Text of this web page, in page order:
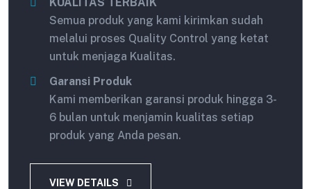
KUALITAS TERBAIK
Semua produk yang kami kirimkan sudah
melalui proses Quality Control yang ketat
untuk menjaga Kualitas.
Garansi Produk
Kami memberikan garansi produk hingga 3-
6 bulan untuk menjamin kualitas setiap
produk yang Anda pesan.
VIEW DETAILS